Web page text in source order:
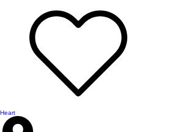
Heart